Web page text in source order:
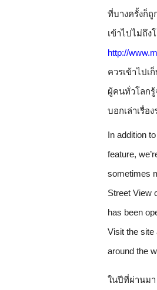
ที่บางครั้งก็ถู
http://
ควรเข้าไป
ผู้คนทั่วโลกรู้
บอกเล่าเรื่อ
In addition
feature,
sometimes
Street View
has been
Visit the site
around the
ในปีที่ผ่านมา